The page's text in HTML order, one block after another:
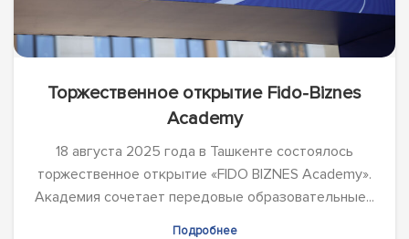
Торжественное открытие Fido-Biznes
Academy
18 августа 2025 года в Ташкенте состоялось
торжественное открытие «FIDO BIZNES Academy».
Академия сочетает передовые образовательные...
Подробнее